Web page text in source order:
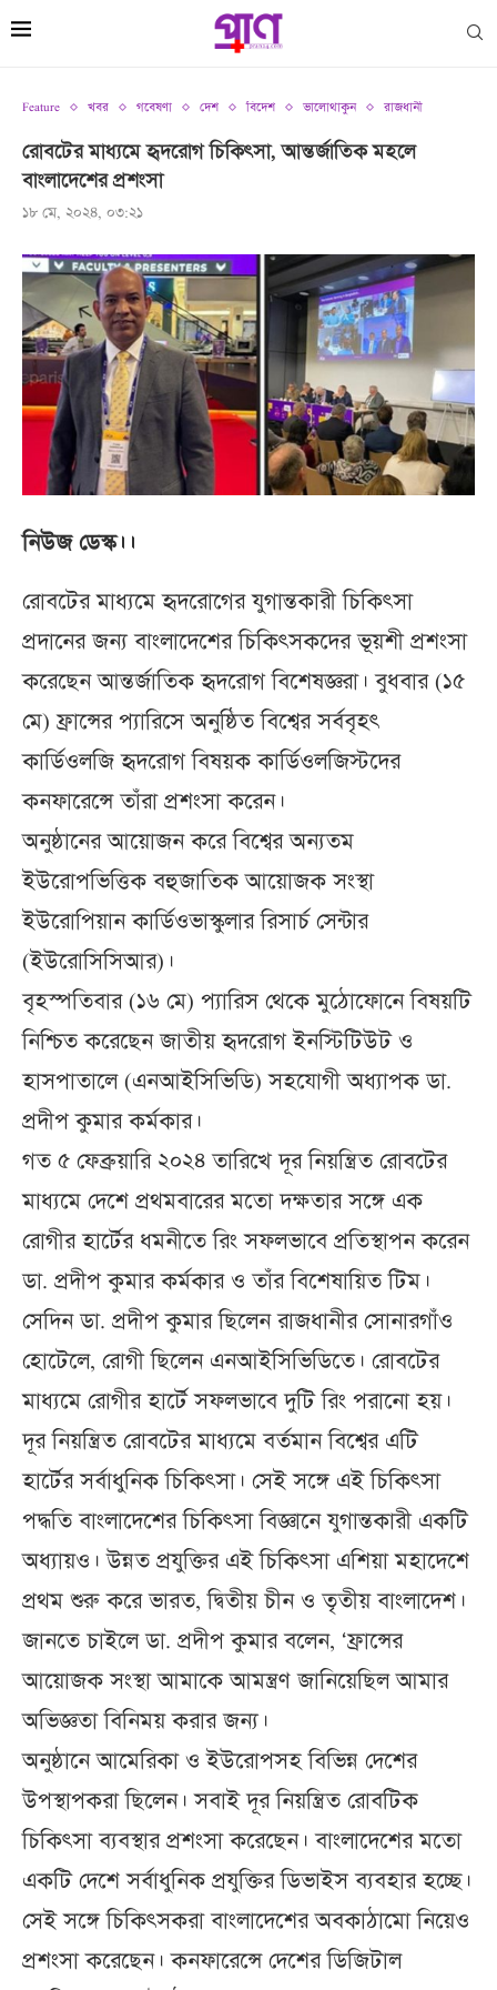
Feature খবর গবেষণা দেশ বিদেশ ভালোথাকুন রাজধানী
রোবটের মাধ্যমে হৃদরোগ চিকিৎসা, আন্তর্জাতিক মহলে
বাংলাদেশের প্রশংসা
১৮ মে, ২০২৪, ০৩:২১
নিউজ ডেস্ক।।
রোবটের মাধ্যমে হৃদরোগের যুগান্তকারী চিকিৎসা
প্রদানের জন্য বাংলাদেশের চিকিৎসকদের ভূয়শী প্রশংসা
করেছেন আন্তর্জাতিক হৃদরোগ বিশেষজ্ঞরা। বুধবার (১৫
মে) ফ্রান্সের প্যারিসে অনুষ্ঠিত বিশ্বের সর্ববৃহৎ
কার্ডিওলজি হৃদরোগ বিষয়ক কার্ডিওলজিস্টদের
কনফারেন্সে তাঁরা প্রশংসা করেন।
অনুষ্ঠানের আয়োজন করে বিশ্বের অন্যতম
ইউরোপভিত্তিক বহুজাতিক আয়োজক সংস্থা
ইউরোপিয়ান কার্ডিওভাস্কুলার রিসার্চ সেন্টার
(ইউরোসিসিআর)।
বৃহস্পতিবার (১৬ মে) প্যারিস থেকে মুঠোফোনে বিষয়টি
নিশ্চিত করেছেন জাতীয় হৃদরোগ ইনস্টিটিউট ও
হাসপাতালে (এনআইসিভিডি) সহযোগী অধ্যাপক ডা.
প্রদীপ কুমার কর্মকার।
গত ৫ ফেব্রুয়ারি ২০২৪ তারিখে দূর নিয়ন্ত্রিত রোবটের
মাধ্যমে দেশে প্রথমবারের মতো দক্ষতার সঙ্গে এক
রোগীর হার্টের ধমনীতে রিং সফলভাবে প্রতিস্থাপন করেন
ডা. প্রদীপ কুমার কর্মকার ও তাঁর বিশেষায়িত টিম।
সেদিন ডা. প্রদীপ কুমার ছিলেন রাজধানীর সোনারগাঁও
হোটেলে, রোগী ছিলেন এনআইসিভিডিতে। রোবটের
মাধ্যমে রোগীর হার্টে সফলভাবে দুটি রিং পরানো হয়।
দূর নিয়ন্ত্রিত রোবটের মাধ্যমে বর্তমান বিশ্বের এটি
হার্টের সর্বাধুনিক চিকিৎসা। সেই সঙ্গে এই চিকিৎসা
পদ্ধতি বাংলাদেশের চিকিৎসা বিজ্ঞানে যুগান্তকারী একটি
অধ্যায়ও। উন্নত প্রযুক্তির এই চিকিৎসা এশিয়া মহাদেশে
প্রথম শুরু করে ভারত, দ্বিতীয় চীন ও তৃতীয় বাংলাদেশ।
জানতে চাইলে ডা. প্রদীপ কুমার বলেন, ‘ফ্রান্সের
আয়োজক সংস্থা আমাকে আমন্ত্রণ জানিয়েছিল আমার
অভিজ্ঞতা বিনিময় করার জন্য।
অনুষ্ঠানে আমেরিকা ও ইউরোপসহ বিভিন্ন দেশের
উপস্থাপকরা ছিলেন। সবাই দূর নিয়ন্ত্রিত রোবটিক
চিকিৎসা ব্যবস্থার প্রশংসা করেছেন। বাংলাদেশের মতো
একটি দেশে সর্বাধুনিক প্রযুক্তির ডিভাইস ব্যবহার হচ্ছে।
সেই সঙ্গে চিকিৎসকরা বাংলাদেশের অবকাঠামো নিয়েও
প্রশংসা করেছেন। কনফারেন্সে দেশের ডিজিটাল